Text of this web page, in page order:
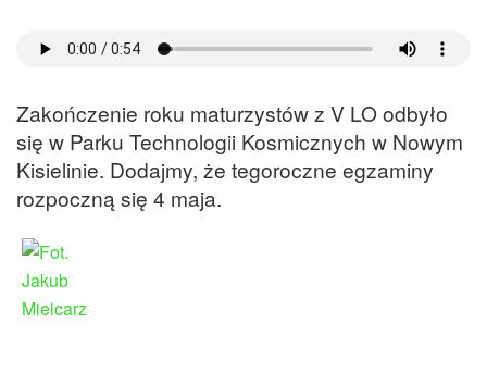
Zakończenie roku maturzystów z V LO odbyło
się w Parku Technologii Kosmicznych w Nowym
Kisielinie. Dodajmy, że tegoroczne egzaminy
rozpoczną się 4 maja.